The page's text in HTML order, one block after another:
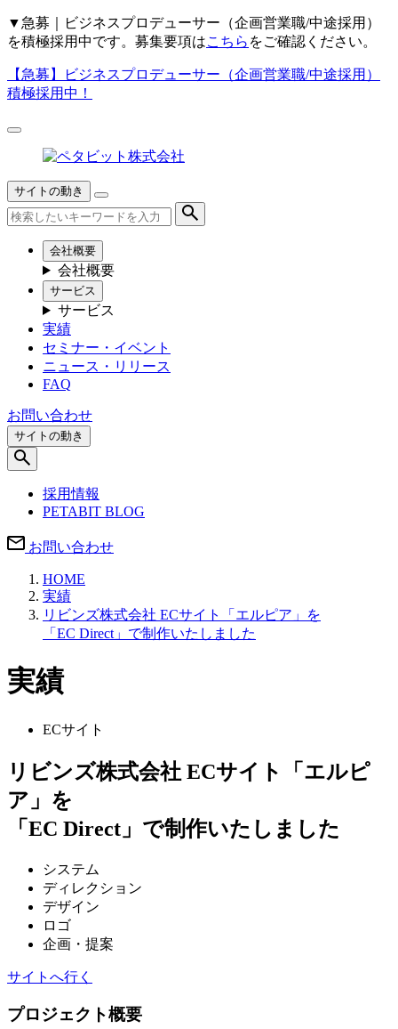
▼ 急募｜ビジネスプロデューサー（企画営業職/中途採用）
を積極採用中です。募集要項はこちら をご確認ください。
【急募】
ビジネスプロデューサー（企画営業職/中途採用）
積極採用中！
サイトの動き
会社概要
会社概要
サービス
サービス
実績
セミナー・イベント
ニュース・リリース
FAQ
お問い合わせ
サイトの動き
採用情報
PETABIT BLOG
お問い合わせ
HOME
実績
リビンズ株式会社 ECサイト「エルピア」を
「EC Direct」で制作いたしました
実績
ECサイト
リビンズ株式会社 ECサイト「エルピ
ア」を
「EC Direct」で制作いたしました
システム
ディレクション
デザイン
ロゴ
企画・提案
サイトへ行く
プロジェクト概要